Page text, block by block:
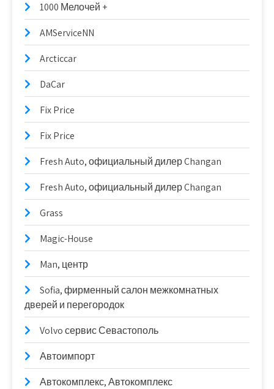
1000 Мелочей +
AMServiceNN
Arcticcar
DaCar
Fix Price
Fix Price
Fresh Auto, официальный дилер Changan
Fresh Auto, официальный дилер Changan
Grass
Magic-House
Man, центр
Sofia, фирменный салон межкомнатных
дверей и перегородок
Volvo сервис Севастополь
Автоимпорт
Автокомплекс, Автокомплекс